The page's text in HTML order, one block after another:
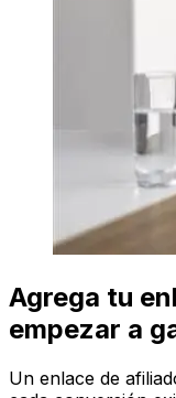
Agrega tu
empezar a
Un enlace de